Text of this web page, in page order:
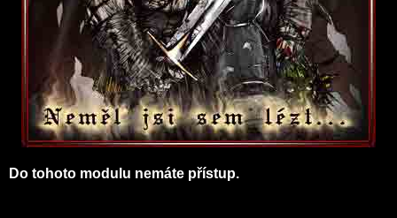
Do tohoto modulu nemáte přístup.